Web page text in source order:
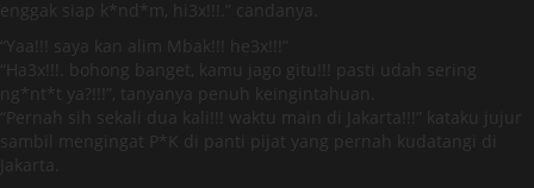
enggak siap k*nd*m, hi3x!!!.” candanya.
“Yaa!!! saya kan alim Mbak!!! he3x!!!”
“Ha3x!!!. bohong banget, kamu jago gitu!!! pasti udah sering
ng*nt*t ya?!!!”, tanyanya penuh keingintahuan.
“Pernah sih sekali dua kali!!! waktu main di Jakarta!!!” kataku jujur
sambil mengingat P*K di panti pijat yang pernah kudatangi di
Jakarta.